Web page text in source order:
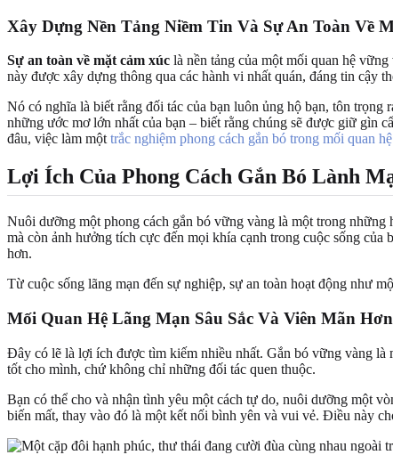
Xây Dựng Nền Tảng Niềm Tin Và Sự An Toàn Về
Sự an toàn về mặt cảm xúc là nền tảng của một mối quan hệ
này được xây dựng thông qua các hành vi nhất quán, đáng tin cậy
Nó có nghĩa là biết rằng đối tác của bạn luôn ủng hộ bạn, tôn
những ước mơ lớn nhất của bạn – biết rằng chúng sẽ được giữ gìn
đâu, việc làm một trắc nghiệm phong cách gắn bó trong mối quan hệ
Lợi Ích Của Phong Cách Gắn Bó Lành
Nuôi dưỡng một phong cách gắn bó vững vàng là một trong
mà còn ảnh hưởng tích cực đến mọi khía cạnh trong cuộc sống
hơn.
Từ cuộc sống lãng mạn đến sự nghiệp, sự an toàn hoạt động như
Mối Quan Hệ Lãng Mạn Sâu Sắc Và Viên Mãn Hơn
Đây có lẽ là lợi ích được tìm kiếm nhiều nhất. Gắn bó vững vàng là
tốt cho mình, chứ không chỉ những đối tác quen thuộc.
Bạn có thể cho và nhận tình yêu một cách tự do, nuôi dưỡng một
biến mất, thay vào đó là một kết nối bình yên và vui vẻ. Điều này